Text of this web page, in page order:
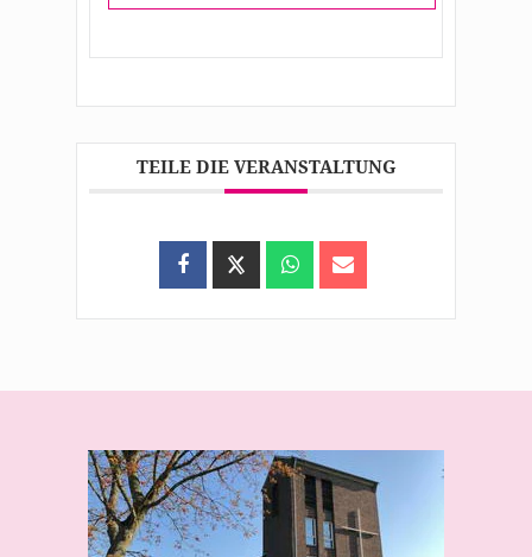
TEILE DIE VERANSTALTUNG